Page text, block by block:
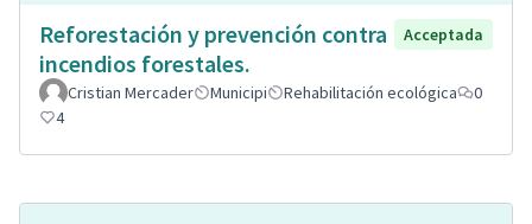
Reforestación y prevención contra
incendios forestales.
Acceptada
Cristian Mercader Municipi Rehabilitación ecológica
0
4